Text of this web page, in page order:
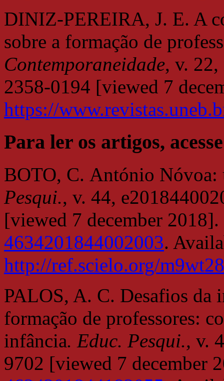
DINIZ-PEREIRA, J. E. A
sobre a formação de
Contemporaneidade, v.
2358-0194 [viewed 7
https://
Para ler os artigos, acesse
BOTO, C. António Nóvoa:
Pesqui., v. 44,
[viewed 7 december
4634201844002003.
http://ref.scielo.org/m9wt28
PALOS, A. C. Desafios da
formação de professores:
infância. Educ. Pesqui., v.
9702 [viewed 7 december